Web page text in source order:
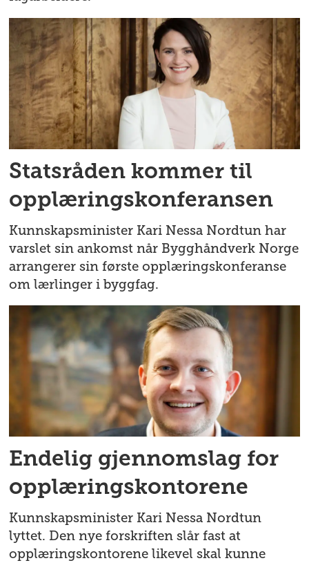
Statsråden kommer til
opplærings­konferansen
Kunnskapsminister Kari Nessa Nordtun har
varslet sin ankomst når Bygghåndverk Norge
arrangerer sin første opplæringskonferanse
om lærlinger i byggfag.
Endelig gjennomslag for
opplæringskontorene
Kunnskapsminister Kari Nessa Nordtun
lyttet. Den nye forskriften slår fast at
opplæringskontorene likevel skal kunne